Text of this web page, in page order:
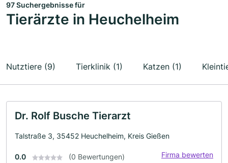
97 Suchergebnisse für
Tierärzte in Heuchelheim
Nutztiere (9) Tierklinik (1) Katzen (1)
Dr. Rolf Busche Tierarzt
Talstraße 3, 35452 Heuchelheim, Kreis Gießen
0.0 (0 Bewertungen) Firma bewerten